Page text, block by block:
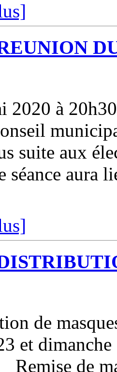
2020 à
suite aux
séance aura
de
et
de